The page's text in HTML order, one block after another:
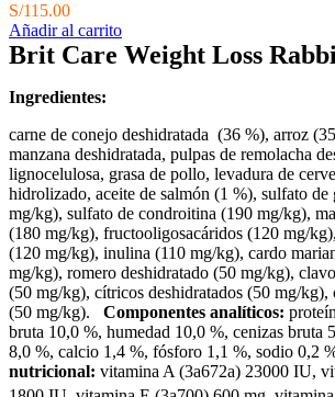
S/115.00
Añadir al carrito
Brit Care Weight Loss
Ingredientes:
carne de conejo deshidratada (36 %), arroz
manzana deshidratada, pulpas de remolacha
lignocelulosa, grasa de pollo, levadura de
hidrolizado, aceite de salmón (1 %), sulfato de
mg/kg), sulfato de condroitina (190 mg/kg),
(180 mg/kg), fructooligosacáridos (120 mg/
(120 mg/kg), inulina (110 mg/kg), cardo
mg/kg), romero deshidratado (50 mg/kg),
(50 mg/kg), cítricos deshidratados (50 mg/kg),
(50 mg/kg). Componentes analíticos:
bruta 10,0 %, humedad 10,0 %, cenizas bruta
8,0 %, calcio 1,4 %, fósforo 1,1 %, sodio 0,2
nutricional: vitamina A (3a672a) 23000 IU,